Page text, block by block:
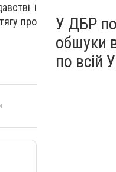
і
про
У ДБР
обшуки
по всій